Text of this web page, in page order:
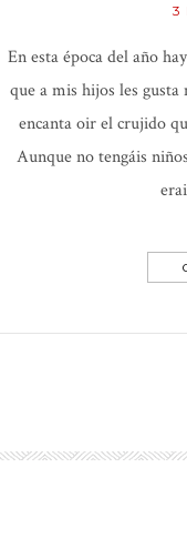
3
En esta época del año
que a mis hijos les
encanta oir el crujido
Aunque no tengáis